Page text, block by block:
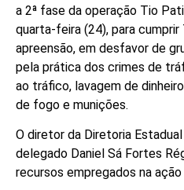
a 2ª fase da operação Tio
quarta-feira (24), para
apreensão, em desfavor de
pela prática dos crimes de
ao tráfico, lavagem de
de fogo e munições.
O diretor da Diretoria
delegado Daniel Sá Fortes
recursos empregados na